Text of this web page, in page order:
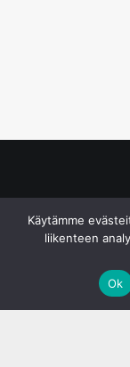
Käytämme
liikenteen
Ok